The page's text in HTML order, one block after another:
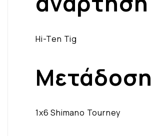
Hi-Ten Tig
Μετάδοση
1x6 Shimano Tourney